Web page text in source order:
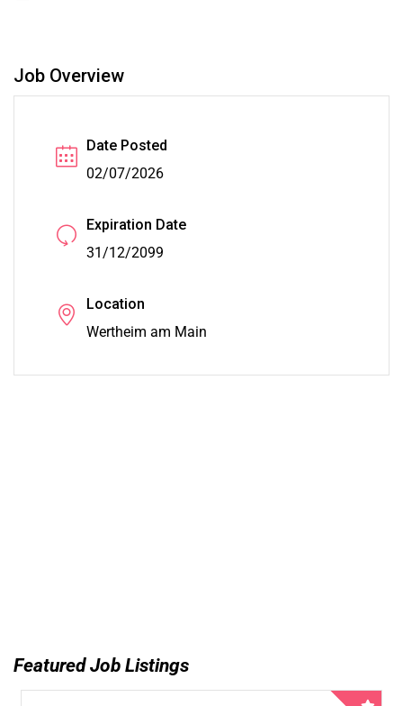
Job Overview
Date Posted
02/07/2026
Expiration Date
31/12/2099
Location
Wertheim am Main
Featured Job Listings